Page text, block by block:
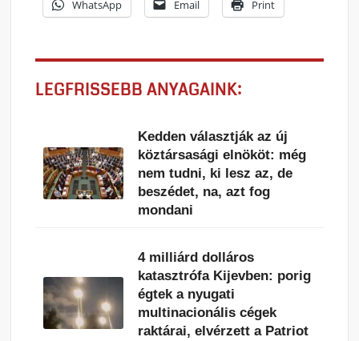
WhatsApp Email Print
LEGFRISSEBB ANYAGAINK:
Kedden választják az új
köztársasági elnököt: még
nem tudni, ki lesz az, de
beszédet, na, azt fog
mondani
4 milliárd dolláros
katasztrófa Kijevben: porig
égtek a nyugati
multinacionális cégek
raktárai, elvérzett a Patriot